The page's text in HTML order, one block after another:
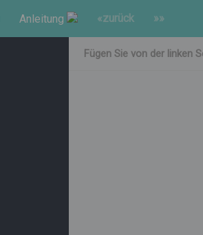
Anleitung «zurück »»
Fügen Sie von der linken